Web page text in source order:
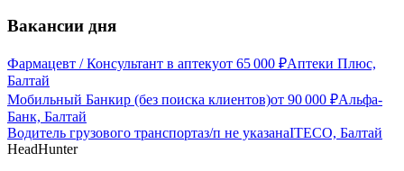
Вакансии дня
Фармацевт / Консультант в аптекуот 65 000 ₽Аптеки Плюс,
Балтай
Мобильный Банкир (без поиска клиентов)от 90 000 ₽Альфа-
Банк, Балтай
Водитель грузового транспортаз/п не указанаITECO, Балтай
HeadHunter